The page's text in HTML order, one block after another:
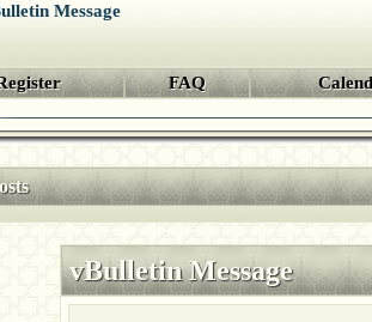
Message
FAQ
vBulletin Message